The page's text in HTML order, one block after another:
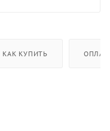
КАК КУПИТЬ